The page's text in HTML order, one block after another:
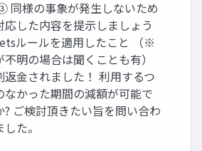
同様の事象が発生しないため
応した内容を提示しましょう
ルールを適用したこと （※
不明の場合は聞くことも有）
返金されました！ 利用するつ
なかった期間の減額が可能で
? ご検討頂きたい旨を問い合わ
た。